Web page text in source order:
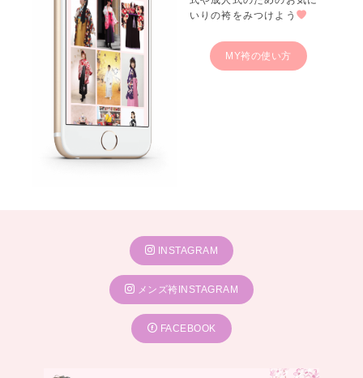
いりの袴をみつけよう
MY袴の使い方
INSTAGRAM
メンズ袴INSTAGRAM
FACEBOOK